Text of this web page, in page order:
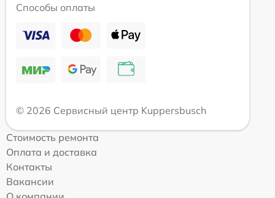
Способы оплаты
© 2026 Сервисный центр Kuppersbusch
Стоимость ремонта
Оплата и доставка
Контакты
Вакансии